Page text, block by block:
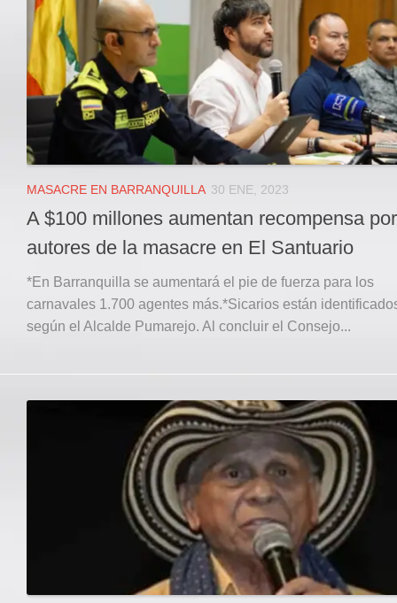
MASACRE EN BARRANQUILLA 30 ENE, 2023
A $100 millones aumentan recompensa por
autores de la masacre en El Santuario
*En Barranquilla se aumentará el pie de fuerza para los
carnavales 1.700 agentes más.*Sicarios están
según el Alcalde Pumarejo. Al concluir el Consejo...